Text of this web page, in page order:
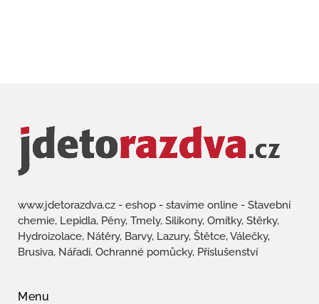
www.jdetorazdva.cz - eshop - stavíme online - Stavební
chemie, Lepidla, Pěny, Tmely, Silikony, Omítky, Stěrky,
Hydroizolace, Nátěry, Barvy, Lazury, Štětce, Válečky,
Brusiva, Nářadí, Ochranné pomůcky, Příslušenství
Menu